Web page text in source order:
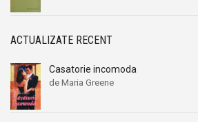
ACTUALIZATE RECENT
Casatorie incomoda
de Maria Greene